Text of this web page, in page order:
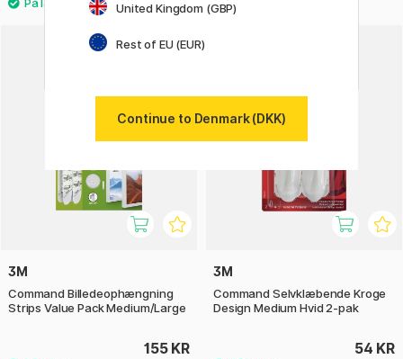
3M
Command Billedeophængning
Strips Value Pack Medium/Large
155 KR
3M
Command Selvklæbende Kroge
Design Medium Hvid 2-pak
54 KR
United Kingdom (GBP)
Rest of EU (EUR)
Continue to Denmark (DKK)